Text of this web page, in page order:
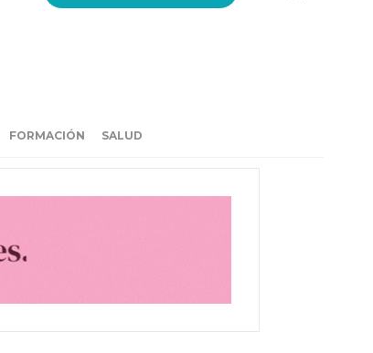
FORMACIÓN SALUD